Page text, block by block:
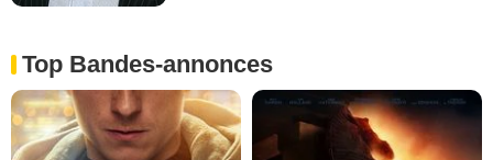
Top Bandes-annonces